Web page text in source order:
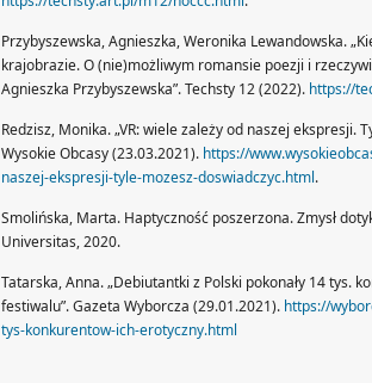
Przybyszewska, Agnieszka, Weronika Lewandowska.
krajobrazie. O (nie)możliwym romansie poezji i
Agnieszka Przybyszewska”. Techsty 12 (2022). https://
Redzisz, Monika. „VR: wiele zależy od naszej ekspresji.
Wysokie Obcasy (23.03.2021). https://
naszej-ekspresji-tyle-mozesz-doswiadczyc.html.
Smolińska, Marta. Haptyczność poszerzona. Zmysł
Universitas, 2020.
Tatarska, Anna. „Debiutantki z Polski pokonały 14 tys.
festiwalu”. Gazeta Wyborcza (29.01.2021). https://
tys-konkurentow-ich-erotyczny.html